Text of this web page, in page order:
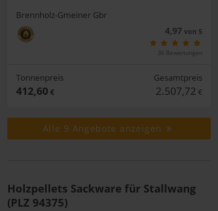
Brennholz-Gmeiner Gbr
4,97von 5
36 Bewertungen
Tonnenpreis
412,60 €
Gesamtpreis
2.507,72 €
Alle 9 Angebote anzeigen
Holzpellets Sackware für Stallwang
(PLZ 94375)